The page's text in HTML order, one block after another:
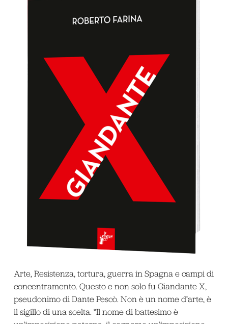
Arte, Resistenza, tortura, guerra in Spagna e campi di
concentramento. Questo e non solo fu Giandante X,
pseudonimo di Dante Pescò. Non è un nome d’arte, è
il sigillo di una scelta. “Il nome di battesimo è